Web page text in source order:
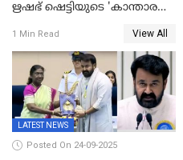
ഋഷഭ് ഷെട്ടിയുടെ 'കാന്താര
കാണാം
1 Min Read View All
LATEST NEWS
Posted On 24-09-2025